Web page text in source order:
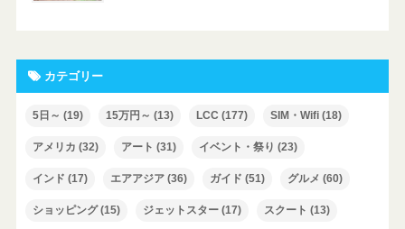
カテゴリー
5日～ (19) 15万円～ (13) LCC (177) SIM・Wifi(18)
アメリカ (32) アート (31) イベント・祭り (23)
インド (17) エアアジア(36) ガイド (51) グルメ (60)
ショッピング(15) ジェットスター(17) スクート (13)